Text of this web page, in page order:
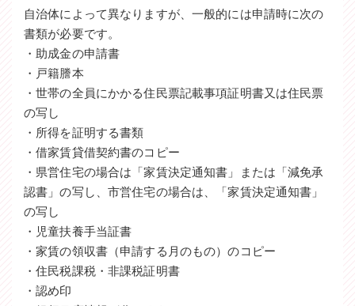
自治体によって異なりますが、一般的には申請時に次の
書類が必要です。
・助成金の申請書
・戸籍謄本
・世帯の全員にかかる住民票記載事項証明書又は住民票
の写し
・所得を証明する書類
・借家賃貸借契約書のコピー
・県営住宅の場合は「家賃決定通知書」または「減免承
認書」の写し、市営住宅の場合は、「家賃決定通知書」
の写し
・児童扶養手当証書
・家賃の領収書（申請する月のもの）のコピー
・住民税課税・非課税証明書
・認め印